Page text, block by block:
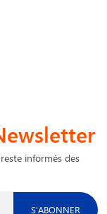
informés des
S'ABONNER